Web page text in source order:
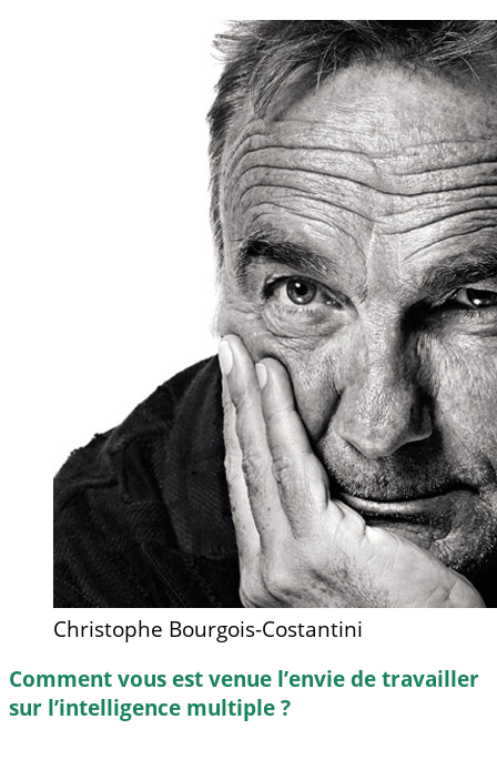
Christophe Bourgois-Costantini
Comment vous est venue l’envie de travailler
sur l’intelligence multiple ?